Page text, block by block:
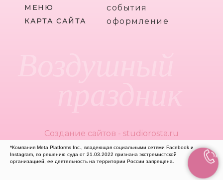
Создание сайтов - studiorosta.ru
КАРТА САЙТА
МЕНЮ
события
оформление
*Компания Meta Platforms Inc., владеющая социальными сетями Facebook и
Instagram, по решению суда от 21.03.2022 признана экстремистской
организацией, ее деятельность на территории России запрещена.